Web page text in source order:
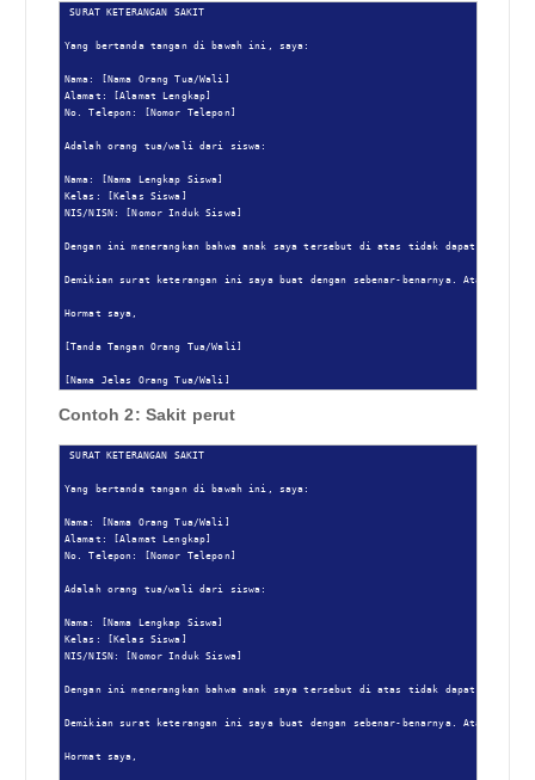
SURAT KETERANGAN SAKIT
Yang bertanda tangan di bawah ini, saya:
Nama: [Nama Orang Tua/Wali]
Alamat: [Alamat Lengkap]
No. Telepon: [Nomor Telepon]
Adalah orang tua/wali dari siswa:
Nama: [Nama Lengkap Siswa]
Kelas: [Kelas Siswa]
NIS/NISN: [Nomor Induk Siswa]
Dengan ini menerangkan bahwa anak saya tersebut di atas tidak dapat
Demikian surat keterangan ini saya buat dengan sebenar-benarnya. Atas
Hormat saya,
[Tanda Tangan Orang Tua/Wali]
[Nama Jelas Orang Tua/Wali]
Contoh 2: Sakit perut
SURAT KETERANGAN SAKIT
Yang bertanda tangan di bawah ini, saya:
Nama: [Nama Orang Tua/Wali]
Alamat: [Alamat Lengkap]
No. Telepon: [Nomor Telepon]
Adalah orang tua/wali dari siswa:
Nama: [Nama Lengkap Siswa]
Kelas: [Kelas Siswa]
NIS/NISN: [Nomor Induk Siswa]
Dengan ini menerangkan bahwa anak saya tersebut di atas tidak dapat
Demikian surat keterangan ini saya buat dengan sebenar-benarnya. Atas
Hormat saya,